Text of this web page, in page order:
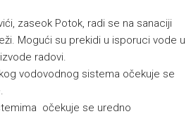
zaseok Potok, radi se na sanaciji
Mogući su prekidi u isporuci vode u
radovi.
vodovodnog sistema očekuje se
očekuje se uredno